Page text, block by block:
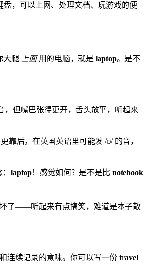
，可以上网、处理文档、玩游戏的便
大腿 上面用的电脑，就是 laptop。是不
，但嘴巴张得更开，舌头放平，听起来
靠后。在英国英语里可能发 /ɒ/ 的音，
laptop！感觉如何？是不是比 notebook
坏了——听起来有点搞笑，难道是本子散
连续记录的意味。你可以写一份 travel